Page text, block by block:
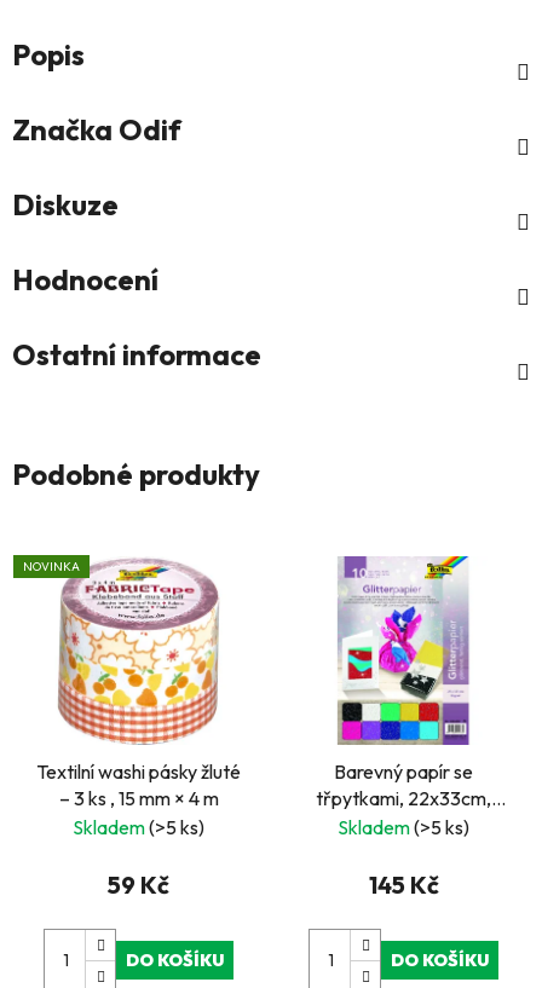
Popis
Značka Odif
Diskuze
Hodnocení
Ostatní informace
Podobné produkty
NOVINKA
Textilní washi pásky žluté
– 3 ks , 15 mm × 4 m
Skladem(>5 ks)
59 Kč
DO KOŠÍKU
Barevný papír se
třpytkami, 22x33cm,
70g/m2, 10ks
Skladem(>5 ks)
145 Kč
DO KOŠÍKU